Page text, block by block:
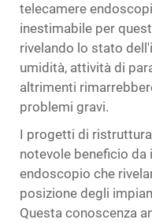
telecamere
inestimabile per
rivelando lo stato
umidità, attività di
altrimenti
problemi gravi.
I progetti di
notevole beneficio
endoscopio che
posizione degli
Questa conoscenza